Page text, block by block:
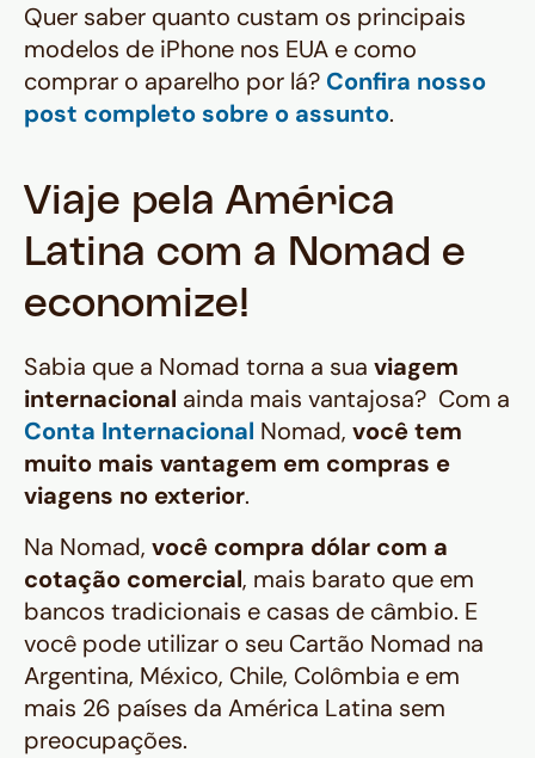
Quer saber quanto custam os principais
modelos de iPhone nos EUA e como
comprar o aparelho por lá? Confira nosso
post completo sobre o assunto.
Viaje pela América
Latina com a Nomad e
economize!
Sabia que a Nomad torna a sua viagem
internacional ainda mais vantajosa? Com a
Conta Internacional Nomad, você tem
muito mais vantagem em compras e
viagens no exterior.
Na Nomad, você compra dólar com a
cotação comercial, mais barato que em
bancos tradicionais e casas de câmbio. E
você pode utilizar o seu Cartão Nomad na
Argentina, México, Chile, Colômbia e em
mais 26 países da América Latina sem
preocupações.